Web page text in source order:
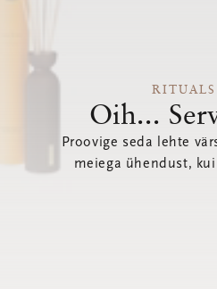
Oih...
Proovige seda lehte
meiega ühendust,